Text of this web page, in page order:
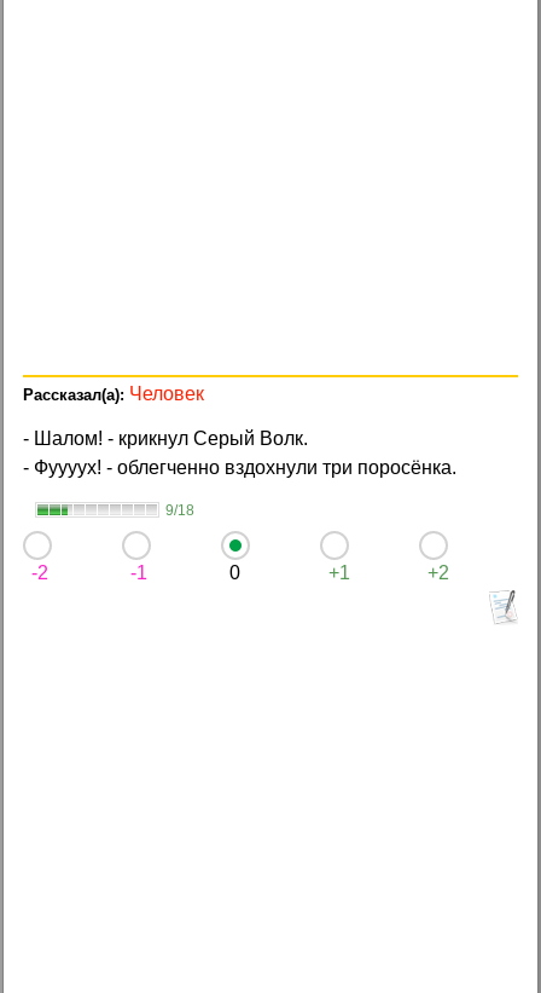
Человек
- Шалом! - крикнул Серый Волк.
- Фуууух! - облегченно вздохнули три поросёнка.
9/18
-2 -1 0 +1 +2